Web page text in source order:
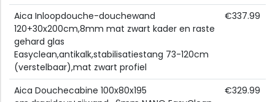
Aica Inloopdouche-douchewand
120+30x200cm,8mm mat zwart kader en raste
gehard glas
Easyclean,antikalk,stabilisatiestang 73-120cm
(verstelbaar),mat zwart profiel
€337.99
Aica Douchecabine 100x80x195
€329.99